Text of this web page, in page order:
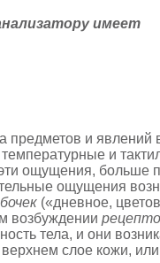
имеет
предметов и
и
ощущения, больше
ощущения
(«дневное,
возбуждении
тела, и они
верхнем слое кожи,